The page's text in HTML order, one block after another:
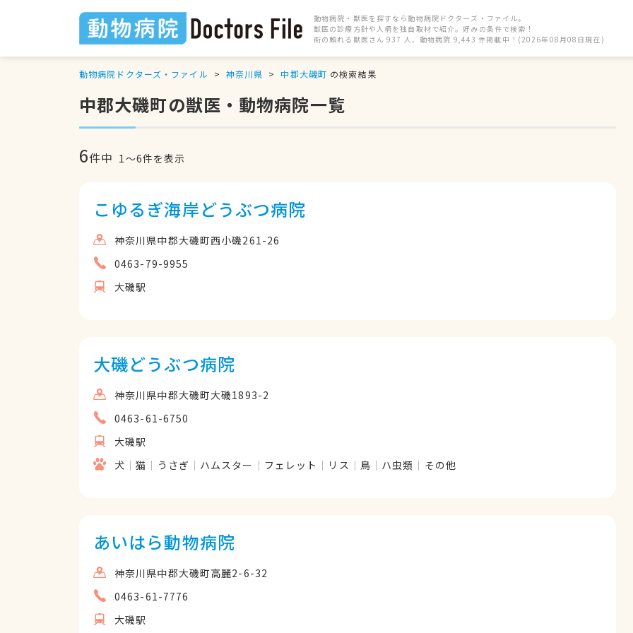
動物病院・獣医を探すなら動物病院ドクターズ・ファイル。
獣医の診療方針や人柄を独自取材で紹介。好みの条件で検索！
街の頼れる獣医さん 937 人、動物病院 9,443 件掲載中！(2026年08月08日現在)
動物病院ドクターズ・ファイル 神奈川県 中郡大磯町 の検索結果
中郡大磯町の獣医・動物病院一覧
6件中 1〜6件を表示
こゆるぎ海岸どうぶつ病院
神奈川県中郡大磯町西小磯261-26
0463-79-9955
大磯駅
大磯どうぶつ病院
神奈川県中郡大磯町大磯1893-2
0463-61-6750
大磯駅
犬
猫 うさぎ ハムスター フェレット リス 鳥 ハ虫類 その他
あいはら動物病院
神奈川県中郡大磯町高麗2-6-32
0463-61-7776
大磯駅